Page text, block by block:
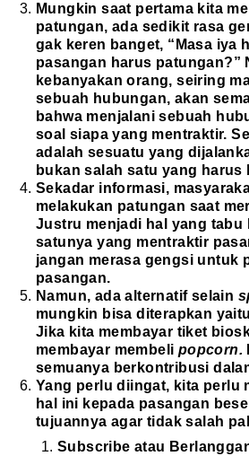
Mungkin saat pertama kita
patungan, ada sedikit rasa
gak keren banget, “Masa iya
pasangan harus patungan?”
kebanyakan orang, seiring
sebuah hubungan, akan
bahwa menjalani sebuah
soal siapa yang mentraktir.
adalah sesuatu yang
bukan salah satu yang
Sekadar informasi,
melakukan patungan saat
Justru menjadi hal yang tabu
satunya yang mentraktir
jangan merasa gengsi untuk
pasangan.
Namun, ada alternatif selain
mungkin bisa diterapkan
Jika kita membayar tiket
membayar membeli popcorn.
semuanya berkontribusi
Yang perlu diingat, kita perlu
hal ini kepada pasangan
tujuannya agar tidak salah
Subscribe atau